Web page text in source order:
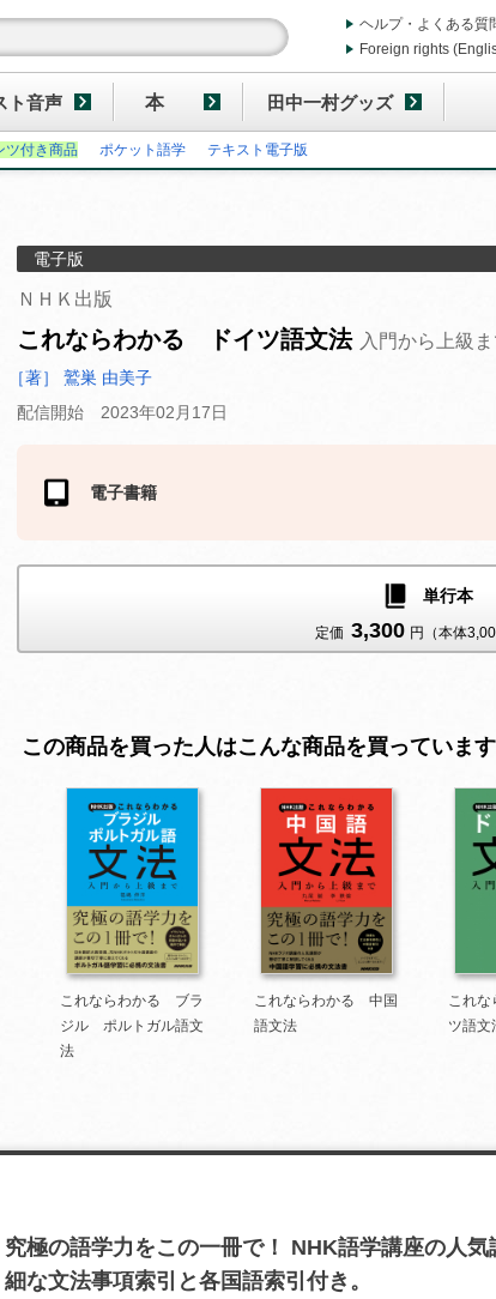
ヘルプ・よくある質
Foreign rights
ト音声 本 田中一村グッズ
ツ付き商品 ポケット語学 テキスト電子版
電子版
ＮＨＫ出版
これならわかる ドイツ語文法 入門から上級
［著］ 鷲巣 由美子
配信開始 2023年02月17日
電子書籍
リフロー版 リフロー版
リフロー版
単行本
定価 3,300 円（本体
この商品を買った人はこんな商品を買っています
これならわかる ブラ
ジル ポルトガル語文
法
これならわかる 中国
語文法
これ
ツ語文
究極の語学力をこの一冊で！ NHK語学講座の人
細な文法事項索引と各国語索引付き。